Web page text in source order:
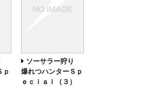
ｐ
ソーサラー狩り
爆れつハンターＳｐ
ｅｃｉａｌ（３）